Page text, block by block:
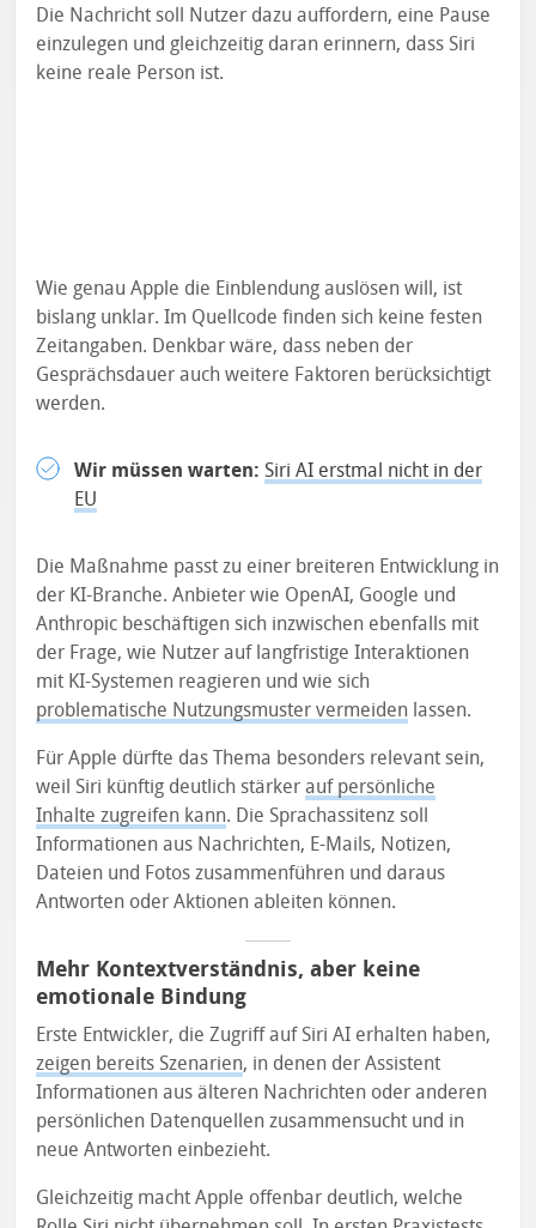
Die Nachricht soll Nutzer dazu auffordern, eine Pause
einzulegen und gleichzeitig daran erinnern, dass Siri
keine reale Person ist.
Wie genau Apple die Einblendung auslösen will, ist
bislang unklar. Im Quellcode finden sich keine festen
Zeitangaben. Denkbar wäre, dass neben der
Gesprächsdauer auch weitere Faktoren berücksichtigt
werden.
Wir müssen warten: Siri AI erstmal nicht in der
EU
Die Maßnahme passt zu einer breiteren Entwicklung in
der KI-Branche. Anbieter wie OpenAI, Google und
Anthropic beschäftigen sich inzwischen ebenfalls mit
der Frage, wie Nutzer auf langfristige Interaktionen
mit KI-Systemen reagieren und wie sich
problematische Nutzungsmuster vermeiden lassen.
Für Apple dürfte das Thema besonders relevant sein,
weil Siri künftig deutlich stärkerauf persönliche
Inhalte zugreifen kann. Die Sprachassitenz soll
Informationen aus Nachrichten, E-Mails, Notizen,
Dateien und Fotos zusammenführen und daraus
Antworten oder Aktionen ableiten können.
Mehr Kontextverständnis, aber keine
emotionale Bindung
Erste Entwickler, die Zugriff auf Siri AI erhalten haben,
zeigen bereits Szenarien, in denen der Assistent
Informationen aus älteren Nachrichten oder anderen
persönlichen Datenquellen zusammensucht und in
neue Antworten einbezieht.
Gleichzeitig macht Apple offenbar deutlich, welche